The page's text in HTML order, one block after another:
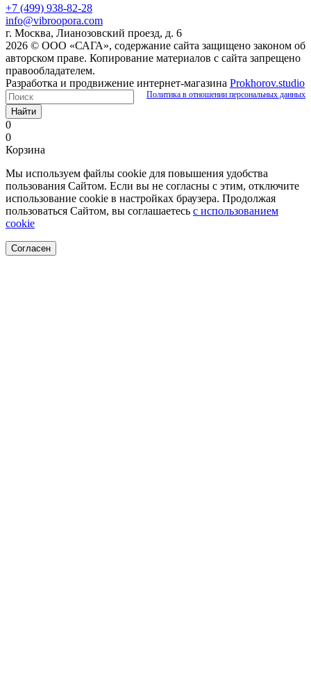
+7 (499) 938-82-28
info@vibroopora.com
г. Москва, Лианозовский проезд, д. 6
2026 © ООО «САГА», содержание сайта защищено законом об
авторском праве. Копирование материалов с сайта запрещено
правообладателем.
Разработка и продвижение интернет-магазина Prokhorov.studio
Политика в отношении персональных данных
Найти
0
0
Корзина
Мы используем файлы cookie для повышения удобства
пользования Сайтом. Если вы не согласны с этим, отключите
использование cookie в настройках браузера. Продолжая
пользоваться Сайтом, вы соглашаетесь с использованием
cookie
Согласен